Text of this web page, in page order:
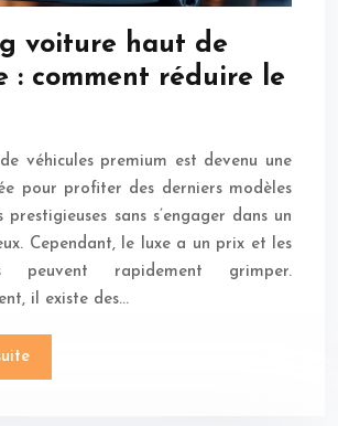
voiture haut de
: comment réduire le
véhicules premium est devenu une
pour profiter des derniers modèles
prestigieuses sans s’engager dans un
Cependant, le luxe a un prix et les
peuvent rapidement grimper.
il existe des…